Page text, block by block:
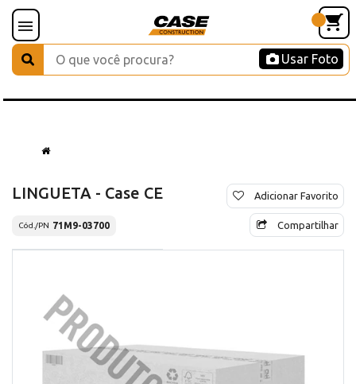
Usar Foto
LINGUETA - Case CE
Cód./PN 71M9-03700
Adicionar Favorito
Compartilhar